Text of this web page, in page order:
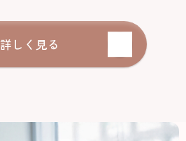
詳しく見る